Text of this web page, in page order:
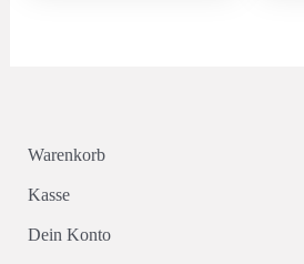
Warenkorb
Kasse
Dein Konto